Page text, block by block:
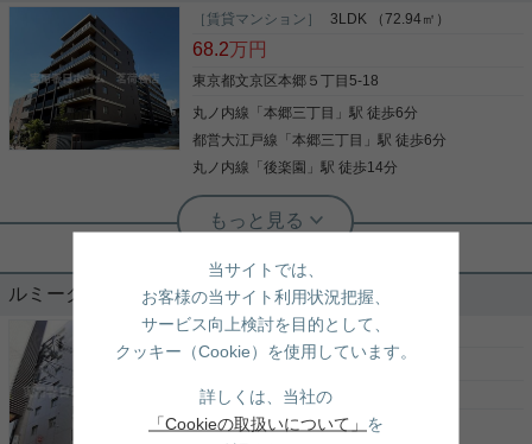
屋をご紹介です！ 広々13.7帖のLDK☆ L字キッチン
で調理スペースが広々！ オートロックあり、防犯カ
メラあり☆ セキュリティ面も安心してお過ごしいた
だけます！ お気軽にお問い合わせくださいませ！ ★
ム株式会社 茗荷谷店 TEL：03-6902-5021
写真(9)
詳細を見る
［賃貸マンション］ 3LDK （72.94㎡）
68.2万円
東京都文京区本郷５丁目5-18
丸ノ内線 「本郷三丁目 」駅 徒歩6分
都営大江戸線 「本郷三丁目 」駅 徒歩6分
丸ノ内線 「後楽園 」駅 徒歩14分
実用春日ホーム 茗荷谷店 堀田枝里
最上階の3LDK、ペット飼育、楽器相
談可能です！
です！ 本郷5丁目の閑静な住宅地☆ 最上階、角部
屋、3面採光のお部屋です。 3LDKの広さがあるた
も備わっており、 他室内設備も充実したお部屋とな
っております。 お気軽にお問い合わせくださいま
せ！ ★お電話でのご相談もお気軽にどうぞ★ 実用春
写真(9)
ルミークアン本郷 702
［賃貸マンション］ 2LDK （60.00㎡）
32.9万円
東京都文京区本郷１丁目8-14
都営三田線「水道橋」駅 徒歩4分
当サイトでは、
お客様の当サイト利用状況把握、
サービス向上検討を目的として、
クッキー（Cookie）を使用しています。
詳しくは、当社の
「Cookieの取扱いについて」 を